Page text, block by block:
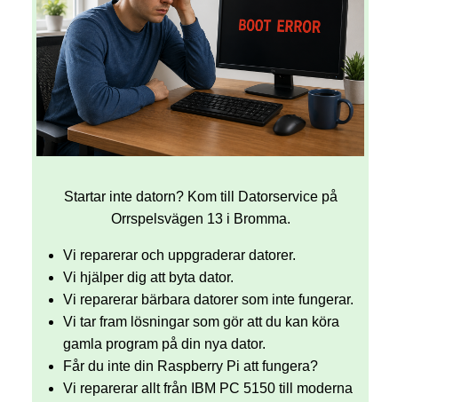
Startar inte datorn? Kom till Datorservice på
Orrspelsvägen 13 i Bromma.
Vi reparerar och uppgraderar datorer.
Vi hjälper dig att byta dator.
Vi reparerar bärbara datorer som inte fungerar.
Vi tar fram lösningar som gör att du kan köra
gamla program på din nya dator.
Får du inte din Raspberry Pi att fungera?
Vi reparerar allt från IBM PC 5150 till moderna